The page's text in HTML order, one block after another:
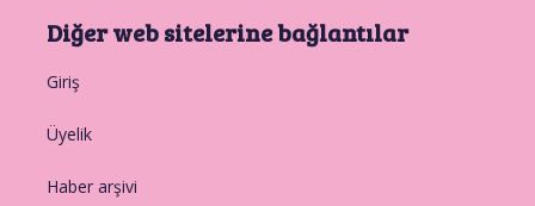
Diğer web sitelerine bağlantılar
Giriş
Üyelik
Haber arşivi